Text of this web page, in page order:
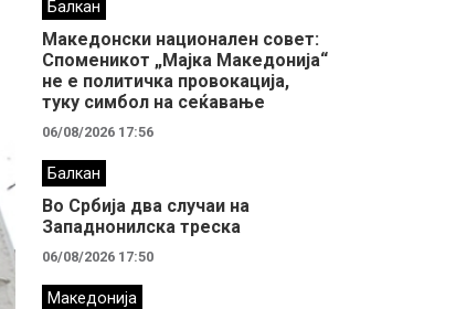
Балкан
Македонски национален совет:
Споменикот „Мајка Македонија“
не е политичка провокација,
туку симбол на сеќавање
06/08/2026 17:56
Балкан
Во Србија два случaи на
Западнонилска треска
06/08/2026 17:50
Македонија